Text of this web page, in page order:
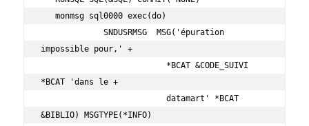
impossible pour,' +
*BCAT 'dans le +
&BIBLIO) MSGTYPE(*INFO)